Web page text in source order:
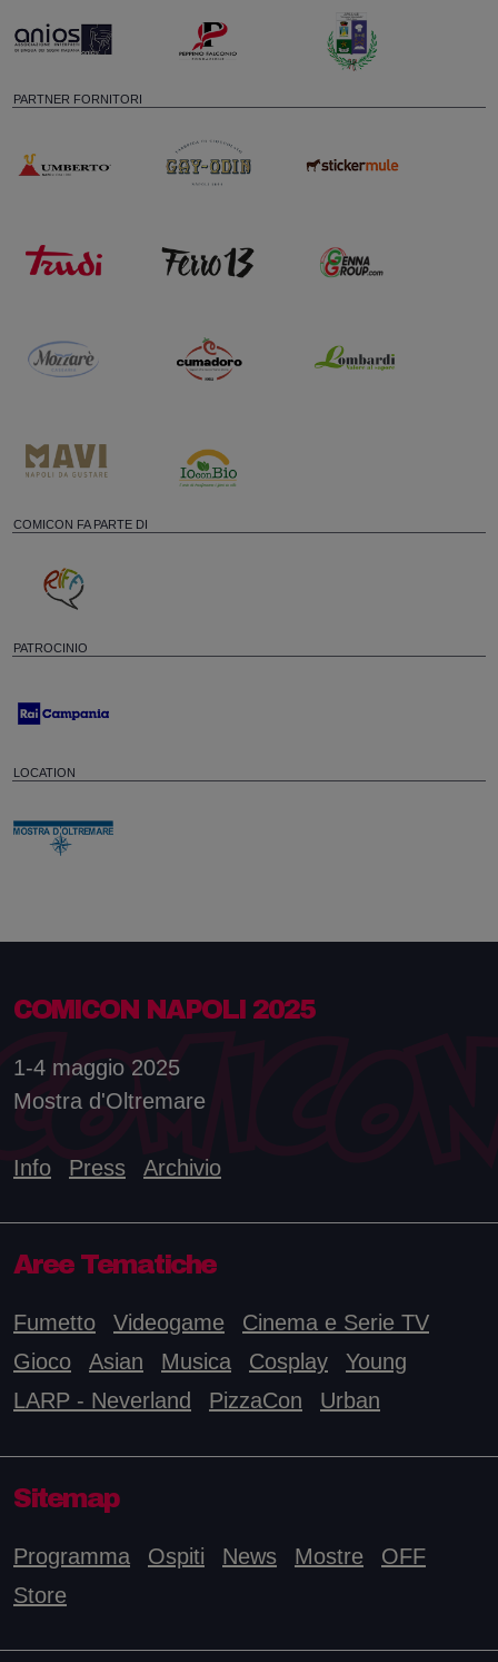
PARTNER FORNITORI
COMICON FA PARTE DI
PATROCINIO
LOCATION
COMICON NAPOLI 2025
1-4 maggio 2025
Mostra d'Oltremare
Info Press Archivio
Aree Tematiche
Fumetto Videogame
Cinema e Serie TV
Gioco
Asian Musica Cosplay
Young
LARP - Neverland
PizzaCon Urban
Sitemap
Programma Ospiti News Mostre
OFF
Store